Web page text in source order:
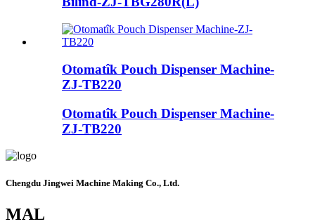
Otomatîk Pouch Dispenser Machine-
ZJ-TB220
Otomatîk Pouch Dispenser Machine-
ZJ-TB220
Chengdu Jingwei Machine Making Co., Ltd.
MAL